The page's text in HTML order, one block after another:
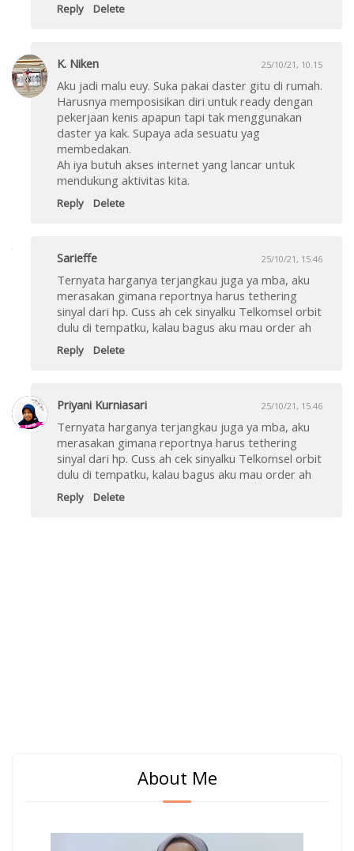
Reply Delete
K. Niken 25/10/21, 10.15
Aku jadi malu euy. Suka pakai daster gitu di rumah.
Harusnya memposisikan diri untuk ready dengan
pekerjaan kenis apapun tapi tak menggunakan
daster ya kak. Supaya ada sesuatu yag
membedakan.
Ah iya butuh akses internet yang lancar untuk
mendukung aktivitas kita.
Reply Delete
Sarieffe 25/10/21, 15.46
Ternyata harganya terjangkau juga ya mba, aku
merasakan gimana reportnya harus tethering
sinyal dari hp. Cuss ah cek sinyalku Telkomsel orbit
dulu di tempatku, kalau bagus aku mau order ah
Reply Delete
Priyani Kurniasari 25/10/21, 15.46
Ternyata harganya terjangkau juga ya mba, aku
merasakan gimana reportnya harus tethering
sinyal dari hp. Cuss ah cek sinyalku Telkomsel orbit
dulu di tempatku, kalau bagus aku mau order ah
Reply Delete
About Me